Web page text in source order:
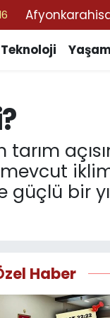
Teknoloji Yaşam
tarım
mevcut
güçlü bir
Haber